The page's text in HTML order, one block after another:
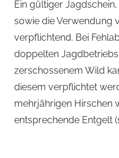
Ein gültiger
sowie die Verwendung
verpflichtend. Bei
doppelten
zerschossenem Wild
diesem verpflichtet
mehrjährigen Hirschen
entsprechende Entgelt